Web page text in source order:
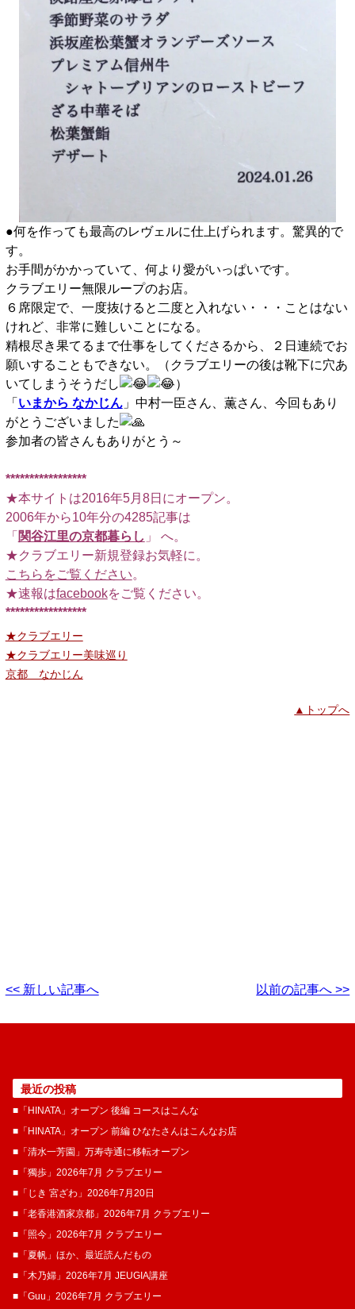
●何を作っても最高のレヴェルに仕上げられます。驚異的で
す。
お手間がかかっていて、何より愛がいっぱいです。
クラブエリー無限ループのお店。
６席限定で、一度抜けると二度と入れない・・・ことはない
けれど、非常に難しいことになる。
精根尽き果てるまで仕事をしてくださるから、２日連続でお
願いすることもできない。（クラブエリーの後は靴下に穴あ
いてしまうそうだし
）
「 いまから なかじん」中村一臣さん、薫さん、今回もあり
がとうございました
参加者の皆さんもありがとう～
*****************
★本サイトは2016年5月8日にオープン。
2006年から10年分の4285記事は
「 関谷江里の京都暮らし 」 へ。
★クラブエリー新規登録お気軽に。
こちらをご覧ください。
★速報はfacebookをご覧ください。
*****************
★クラブエリー
★クラブエリー美味巡り
京都 なかじん
▲トップへ
<< 新しい記事へ 以前の記事へ >>
最近の投稿
■「HINATA」オープン 後編 コースはこんな
■「HINATA」オープン 前編 ひなたさんはこんなお店
■「清水一芳園」万寿寺通に移転オープン
■「獨歩」2026年7月 クラブエリー
■「じき 宮ざわ」2026年7月20日
■「老香港酒家京都」2026年7月 クラブエリー
■「照今」2026年7月 クラブエリー
■「夏帆」ほか、最近読んだもの
■「木乃婦」2026年7月 JEUGIA講座
■「Guu」2026年7月 クラブエリー